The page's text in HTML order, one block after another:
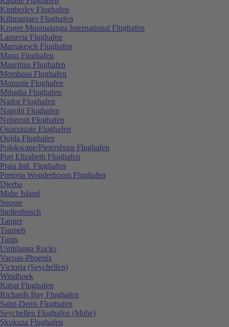
Kimberley Flughafen
Kilimanjaro Flughafen
Kruger Mpumalanga International Flughafen
Lanseria Flughafen
Marrakesch Flughafen
Maun Flughafen
Mauritius Flughafen
Mombasa Flughafen
Monastir Flughafen
Mthatha Flughafen
Nador Flughafen
Nairobi Flughafen
Nelspruit Flughafen
Ouarzazate Flughafen
Oujda Flughafen
Polokwane/Pietersburg Flughafen
Port Elizabeth Flughafen
Praia Intl. Flughafen
Pretoria Wonderboom Flughafen
Djerba
Mahe Island
Sousse
Stellenbosch
Tanger
Tsumeb
Tunis
Umhlanga Rocks
Vacoas-Phoenix
Victoria (Seychellen)
Windhoek
Rabat Flughafen
Richards Bay Flughafen
Saint-Denis Flughafen
Seychellen Flughafen (Mahe)
Skukuza Flughafen